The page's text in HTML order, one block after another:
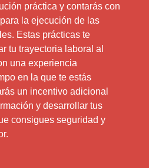
práctica y contarás con
la ejecución de las
Estas prácticas te
tu trayectoria laboral al
una experiencia
en la que te estás
un incentivo adicional
y desarrollar tus
consigues seguridad y